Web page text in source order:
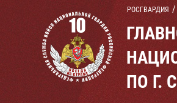
РОСГВАРДИЯ
ПО Г.